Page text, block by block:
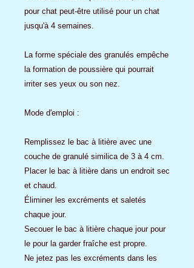
pour chat peut-être utilisé pour un chat
jusqu'à 4 semaines.
La forme spéciale des granulés empêche
la formation de poussière qui pourrait
irriter ses yeux ou son nez.
Mode d'emploi :
Remplissez le bac à litière avec une
couche de granulé similica de 3 à 4 cm.
Placer le bac à litière dans un endroit sec
et chaud.
Éliminer les excréments et saletés
chaque jour.
Secouer le bac à litière chaque jour pour
le pour la garder fraîche est propre.
Ne jetez pas les excréments dans les